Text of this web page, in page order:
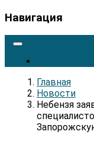
Навигация
Главная
Новости
Небензя